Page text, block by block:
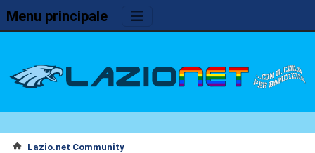
Menu principale
Lazio.net Community